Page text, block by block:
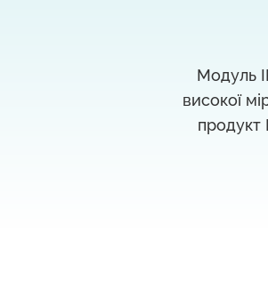
Модуль
високої
продукт